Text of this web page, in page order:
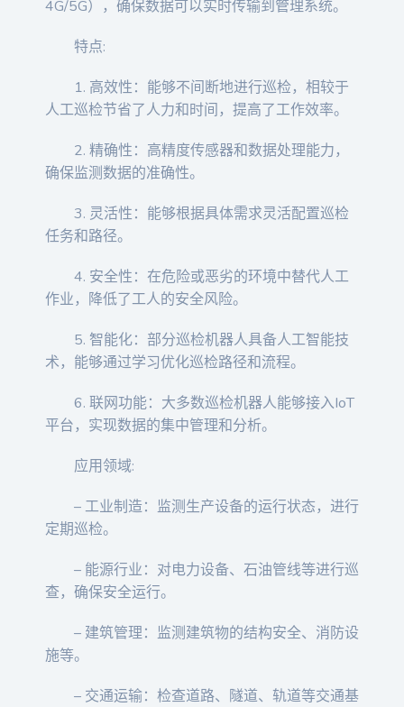
4G/5G），确保数据可以实时传输到管理系统。
特点:
1. 高效性：能够不间断地进行巡检，相较于
人工巡检节省了人力和时间，提高了工作效率。
2. 精确性：高精度传感器和数据处理能力，
确保监测数据的准确性。
3. 灵活性：能够根据具体需求灵活配置巡检
任务和路径。
4. 安全性：在危险或恶劣的环境中替代人工
作业，降低了工人的安全风险。
5. 智能化：部分巡检机器人具备人工智能技
术，能够通过学习优化巡检路径和流程。
6. 联网功能：大多数巡检机器人能够接入IoT
平台，实现数据的集中管理和分析。
应用领域:
– 工业制造：监测生产设备的运行状态，进行
定期巡检。
– 能源行业：对电力设备、石油管线等进行巡
查，确保安全运行。
– 建筑管理：监测建筑物的结构安全、消防设
施等。
– 交通运输：检查道路、隧道、轨道等交通基